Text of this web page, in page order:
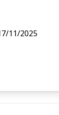
11/2025